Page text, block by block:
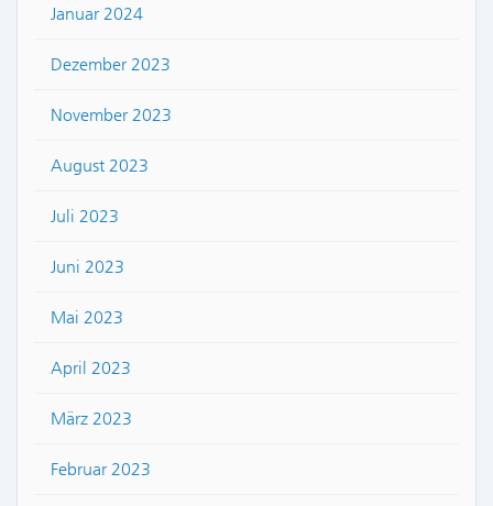
Januar 2024
Dezember 2023
November 2023
August 2023
Juli 2023
Juni 2023
Mai 2023
April 2023
März 2023
Februar 2023